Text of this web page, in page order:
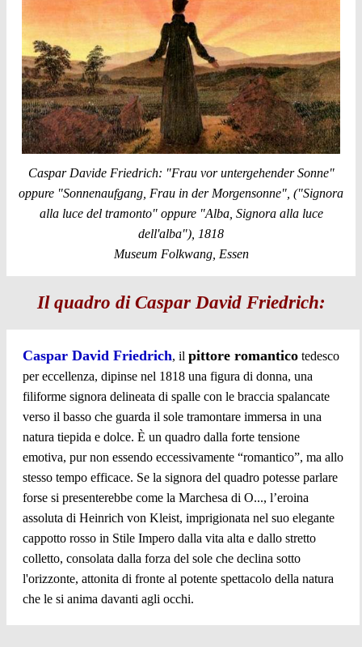
Caspar Davide Friedrich: "Frau vor untergehender Sonne"
oppure "Sonnenaufgang, Frau in der Morgensonne", ("Signora
alla luce del tramonto" oppure "Alba, Signora alla luce
dell'alba"), 1818
Museum Folkwang, Essen
Il quadro di Caspar David Friedrich:
Caspar David Friedrich, il pittore romantico tedesco
per eccellenza, dipinse nel 1818 una figura di donna, una
filiforme signora delineata di spalle con le braccia spalancate
verso il basso che guarda il sole tramontare immersa in una
natura tiepida e dolce. È un quadro dalla forte tensione
emotiva, pur non essendo eccessivamente “romantico”, ma allo
stesso tempo efficace. Se la signora del quadro potesse parlare
forse si presenterebbe come la Marchesa di O..., l’eroina
assoluta di Heinrich von Kleist, imprigionata nel suo elegante
cappotto rosso in Stile Impero dalla vita alta e dallo stretto
colletto, consolata dalla forza del sole che declina sotto
l'orizzonte, attonita di fronte al potente spettacolo della natura
che le si anima davanti agli occhi.